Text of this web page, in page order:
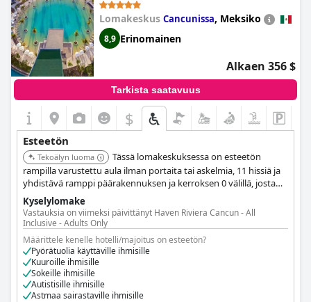
Lomakeskus Cancunissa, Meksiko
8,9 Erinomainen
Alkaen 356 $
Tarkista saatavuus
$
Esteetön
Tekoälyn luoma
Tässä lomakeskuksessa on esteetön
rampilla varustettu aula ilman portaita tai askelmia, 11 hissiä ja
yhdistävä ramppi päärakennuksen ja kerroksen 0 välillä, josta
pääsee erilaisiin tiloihin, kuten kuntosalille, kylpylään, baareihin
ja ravintoloihin. Verkkosivusto on WCAG 2.0 AA-tason mukainen.
Esteettömissä huoneissa on matalat työtasot ja pesualtaat, ja
lomakeskus tarjoaa Junior-sviittejä, joissa on pyörätuolilla
esteettömät suihkut. Se tarjoaa myös uima-allasramppeja tai
kaltevan sisäänkäynnin, esteettömän sisäänkäynnin ja
esteettömät yhteiset kylpyhuoneet.
Kyselylomake
Vastauksia on viimeksi päivittänyt Haven Riviera Cancun - All
Inclusive - Adults Only
Määrittele kenelle hotelli/majoitus on esteetön?
Pyörätuolia käyttäville ihmisille
Kuuroille ihmisille
Sokeille ihmisille
Autistisille ihmisille
Astmaa sairastaville ihmisille